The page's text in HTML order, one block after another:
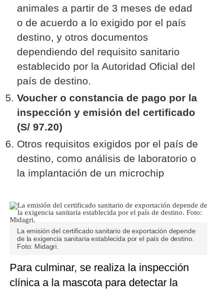
animales a partir de 3 meses de edad
o de acuerdo a lo exigido por el país
destino, y otros documentos
dependiendo del requisito sanitario
establecido por la Autoridad Oficial del
país de destino.
Voucher o constancia de pago por la
inspección y emisión del certificado
(S/ 97.20)
Otros requisitos exigidos por el país de
destino, como análisis de laboratorio o
la implantación de un microchip
La emisión del certificado sanitario de exportación depende
de la exigencia sanitaria establecida por el país de destino.
Foto: Midagri.
Para culminar, se realiza la inspección
clínica a la mascota para detectar la